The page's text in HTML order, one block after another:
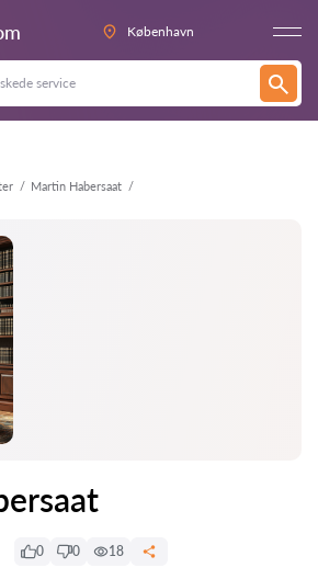
København
Martin Habersaat
0 0 18